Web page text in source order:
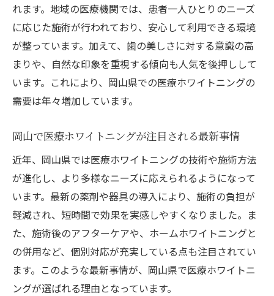
魅力
オフィス医療ホワイトニングの即効性と安
心感
ホームとオフィスどちらが自分に合うかの
選び方
医療ホワイトニングの利用シーン別比較ポ
の違い
医療ホワイトニングの安全性や違法性が気にな
る方へ
医療ホワイトニングの安全性と違法性の基
礎知識
岡山で安心できる医療ホワイトニングの選
び方
れます。地域の医療機関では、患者一人ひとりのニーズ
に応じた施術が行われており、安心して利用できる環境
が整っています。加えて、歯の美しさに対する意識の高
まりや、自然な印象を重視する傾向も人気を後押しして
います。これにより、岡山県での医療ホワイトニングの
需要は年々増加しています。
岡山で医療ホワイトニングが注目される最新事情
近年、岡山県では医療ホワイトニングの技術や施術方法
が進化し、より多様なニーズに応えられるようになって
います。最新の薬剤や器具の導入により、施術の負担が
軽減され、短時間で効果を実感しやすくなりました。ま
た、施術後のアフターケアや、ホームホワイトニングと
の併用など、個別対応が充実している点も注目されてい
ます。このような最新事情が、岡山県で医療ホワイトニ
ングが選ばれる理由となっています。